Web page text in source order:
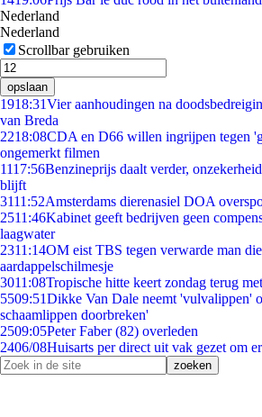
Nederland
Nederland
Scrollbar gebruiken
opslaan
1918:31Vier aanhoudingen na
van Breda
2218:08CDA en D66 willen ingrijpen tegen
ongemerkt filmen
1117:56Benzineprijs daalt verder,
blijft
3111:52Amsterdams dierenasiel DOA
2511:46Kabinet geeft bedrijven geen
laagwater
2311:14OM eist TBS tegen verwarde man
aardappelschilmesje
3011:08Tropische hitte keert zondag terug
5509:51Dikke Van Dale neemt 'vulvalippen'
schaamlippen doorbreken'
2509:05Peter Faber (82) overleden
2406/08Huisarts per direct uit vak gezet om